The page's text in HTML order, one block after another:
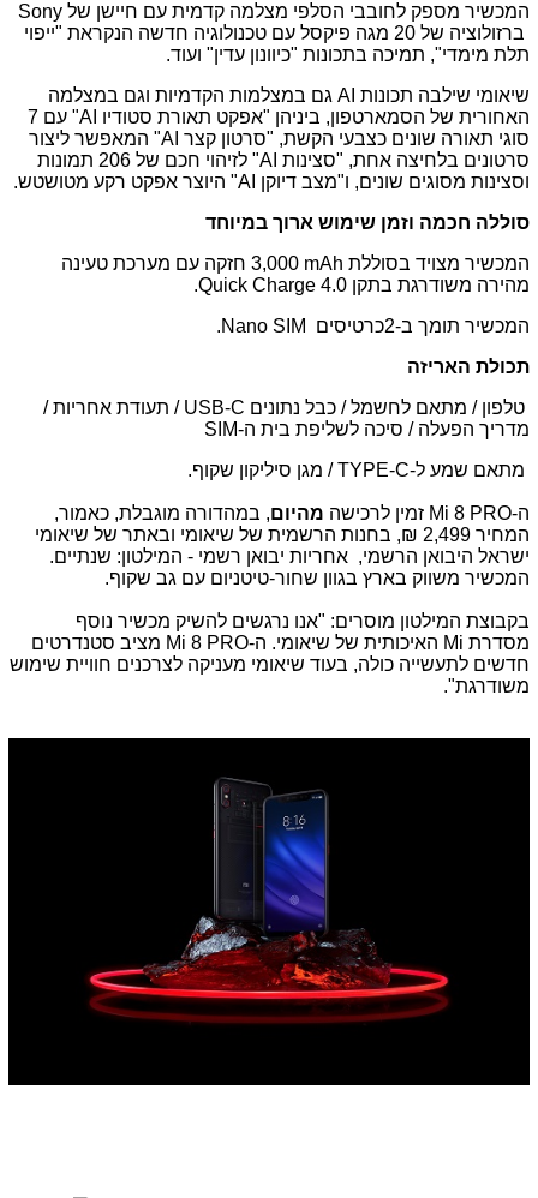
המכשיר מספק לחובבי הסלפי מצלמה קדמית עם חיישן של Sony
ברזולוציה של 20 מגה פיקסל עם טכנולוגיה חדשה הנקראת "ייפוי
תלת מימדי", תמיכה בתכונות "כיוונון עדין" ועוד.
שיאומי שילבה תכונות AI גם במצלמות הקדמיות וגם במצלמה
האחורית של הסמארטפון, ביניהן "אפקט תאורת סטודיו "AI
עם 7
סוגי תאורה שונים כצבעי הקשת, "סרטון קצר "AI המאפשר ליצור
סרטונים בלחיצה אחת, "סצינות AI
" לזיהוי חכם של 206 תמונות
וסצינות מסוגים שונים, ו"מצב דיוקן "AI היוצר אפקט רקע מטושטש.
סוללה חכמה וזמן שימוש ארוך במיוחד
המכשיר מצויד בסוללת mAh
3,000 חזקה עם מערכת טעינה
מהירה משודרגת בתקן Quick Charge 4.0
.
המכשיר תומך ב-2כרטיסים
.Nano SIM
תכולת האריזה
טלפון / מתאם לחשמל / כבל נתונים USB-C / תעודת אחריות /
מדריך הפעלה / סיכה לשליפת בית ה-SIM
מתאם שמע ל-TYPE-C/ מגן סיליקון שקוף.
ה-Mi 8 PRO זמין לרכישה מהיום, במהדורה מוגבלת, כאמור,
המחיר 2,499 ₪, בחנות הרשמית של שיאומי ובאתר של שיאומי
ישראל היבואן הרשמי, אחריות יבואן רשמי - המילטון: שנתיים.
המכשיר משווק בארץ בגוון שחור-טיטניום עם גב שקוף.
בקבוצת המילטון מוסרים: "אנו נרגשים להשיק מכשיר נוסף
מסדרת Mi האיכותית של שיאומי. ה-Mi 8 PRO מציב סטנדרטים
חדשים לתעשייה כולה, בעוד שיאומי מעניקה לצרכנים חוויית שימוש
משודרגת".